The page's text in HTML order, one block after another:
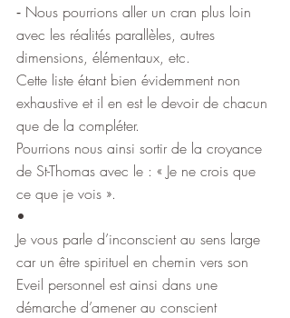
⁃ Nous pourrions aller un cran plus loin
avec les réalités parallèles, autres
dimensions, élémentaux, etc.
Cette liste étant bien évidemment non
exhaustive et il en est le devoir de chacun
que de la compléter.
Pourrions nous ainsi sortir de la croyance
de St-Thomas avec le : « Je ne crois que
ce que je vois ».
•
Je vous parle d’inconscient au sens large
car un être spirituel en chemin vers son
Eveil personnel est ainsi dans une
démarche d’amener au conscient